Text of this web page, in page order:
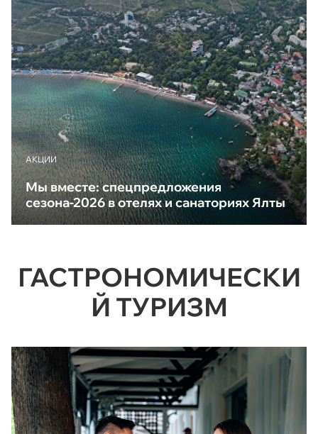
АКЦИИ
Мы вместе: спецпредложения
сезона-2026 в отелях и санаториях Ялты
ГАСТРОНОМИЧЕСКИ
Й ТУРИЗМ